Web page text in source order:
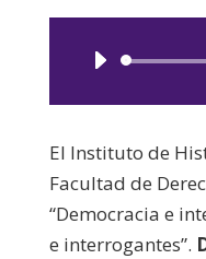
El Instituto de
Facultad de
“Democracia e
e interrogantes”.